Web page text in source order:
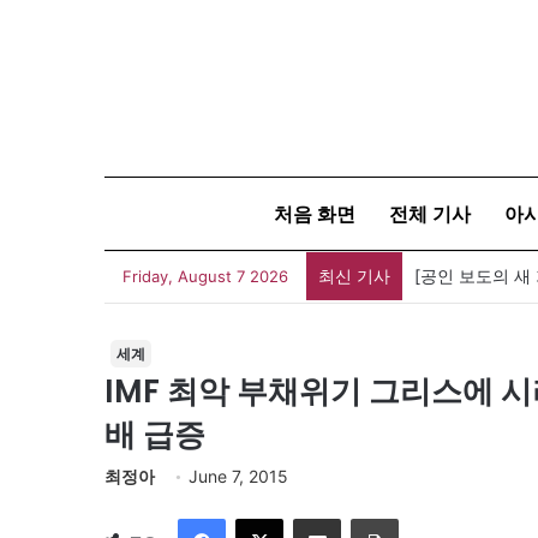
처음 화면 전체 기사 아
Friday, August 7 2026 최신 기사 [공인 보도의
세계
IMF 최악 부채위기 그리스에
배 급증
최정아 June 7, 2015
이메일